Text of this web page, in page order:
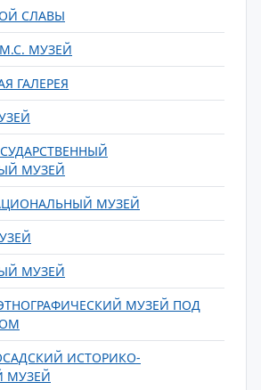
СЛАВЫ
МУЗЕЙ
ГАЛЕРЕЯ
МУЗЕЙ
МУЗЕЙ
МУЗЕЙ
МУЗЕЙ ПОД
ИСТОРИКО-
МУЗЕЙ